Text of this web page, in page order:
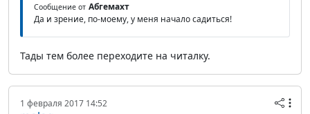
Сообщение от Абгемахт
Да и зрение, по-моему, у меня начало садиться!
Тады тем более переходите на читалку.
1 февраля 2017 14:52